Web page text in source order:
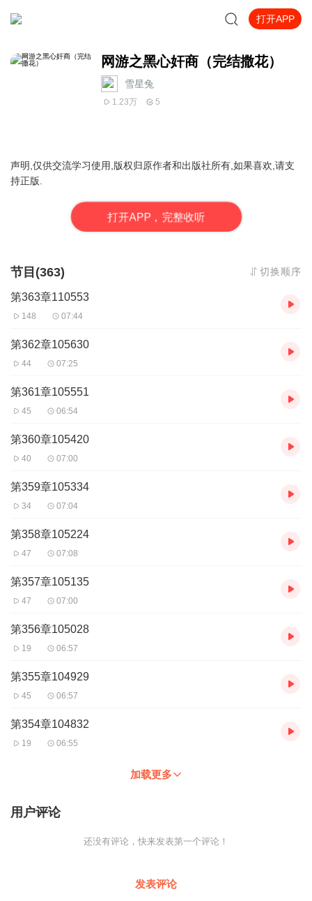
打开APP
网游之黑心奸商（完结撒花）
雪星兔
1.23万 5
声明,仅供交流学习使用,版权归原作者和出版社所有,如果喜欢,请支
持正版.
打开APP，完整收听
节目(363) 切换顺序
第363章110553
148 07:44
第362章105630
44 07:25
第361章105551
45 06:54
第360章105420
40 07:00
第359章105334
34 07:04
第358章105224
47 07:08
第357章105135
47 07:00
第356章105028
19 06:57
第355章104929
45 06:57
第354章104832
19 06:55
加载更多
用户评论
还没有评论，快来发表第一个评论！
发表评论